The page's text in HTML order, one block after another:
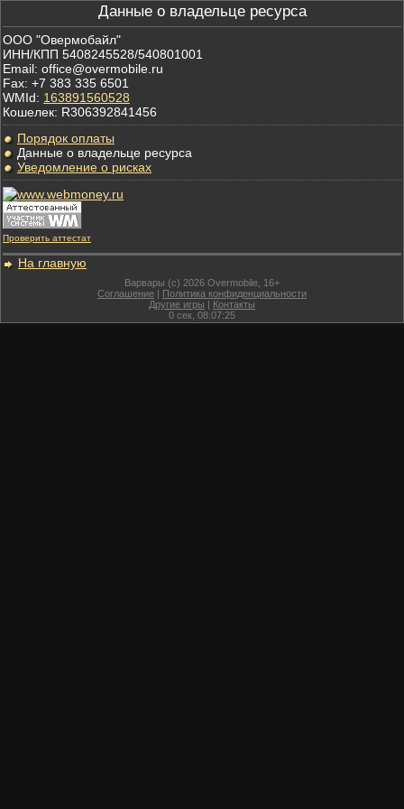
Данные о владельце ресурса
ООО "Овермобайл"
ИНН/КПП 5408245528/540801001
Email: office@overmobile.ru
Fax: +7 383 335 6501
WMId: 163891560528
Кошелек: R306392841456
Порядок оплаты
Данные о владельце ресурса
Уведомление о рисках
Проверить аттестат
На главную
Варвары (c) 2026 Overmobile, 16+
Соглашение
Политика конфиденциальности
Другие игры
Контакты
0 сек, 08:07:25